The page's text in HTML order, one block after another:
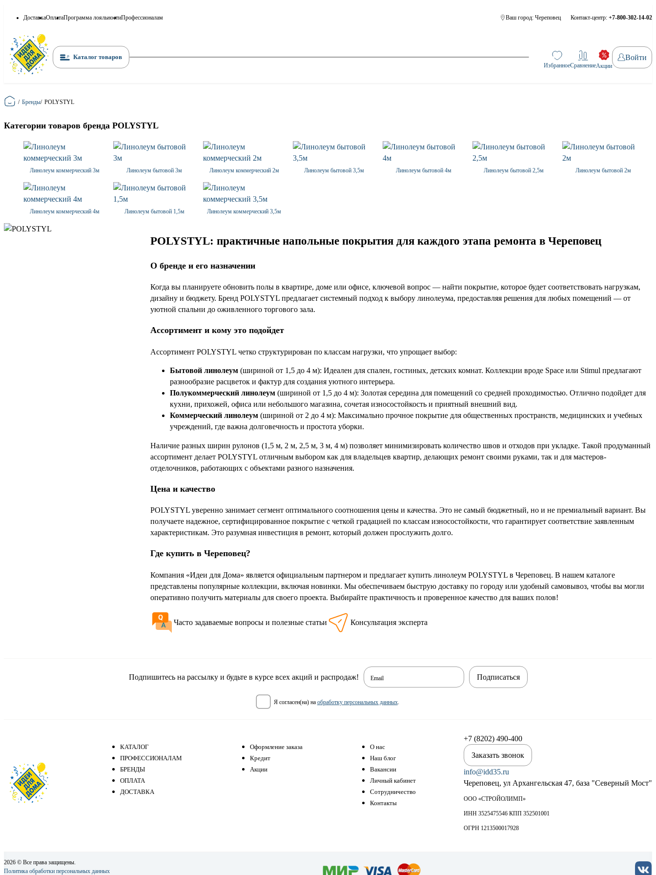
ДоставкаОплатаПрограмма лояльностиПрофессионалам Ваш город: Череповец Контакт-центр: +7-800-302-14-02
Каталог товаров
ИзбранноеСравнениеАкции
Войти
Главная
/ Бренды/ POLYSTYL
Категории товаров бренда POLYSTYL
Линолеум коммерческий 3м Линолеум бытовой 3м Линолеум коммерческий 2м Линолеум бытовой 3,5м Линолеум бытовой 4м Линолеум бытовой 2,5м Линолеум бытовой 2м
Линолеум коммерческий 4м Линолеум бытовой 1,5м Линолеум коммерческий 3,5м
POLYSTYL: практичные напольные покрытия для каждого этапа ремонта в Череповец
О бренде и его назначении
Когда вы планируете обновить полы в квартире, доме или офисе, ключевой вопрос — найти покрытие, которое будет соответствовать нагрузкам,
дизайну и бюджету. Бренд POLYSTYL предлагает системный подход к выбору линолеума, предоставляя решения для любых помещений — от
уютной спальни до оживленного торгового зала.
Ассортимент и кому это подойдет
Ассортимент POLYSTYL четко структурирован по классам нагрузки, что упрощает выбор:
Бытовой линолеум (шириной от 1,5 до 4 м): Идеален для спален, гостиных, детских комнат. Коллекции вроде Space или Stimul предлагают
разнообразие расцветок и фактур для создания уютного интерьера.
Полукоммерческий линолеум (шириной от 1,5 до 4 м): Золотая середина для помещений со средней проходимостью. Отлично подойдет для
кухни, прихожей, офиса или небольшого магазина, сочетая износостойкость и приятный внешний вид.
Коммерческий линолеум (шириной от 2 до 4 м): Максимально прочное покрытие для общественных пространств, медицинских и учебных
учреждений, где важна долговечность и простота уборки.
Наличие разных ширин рулонов (1,5 м, 2 м, 2,5 м, 3 м, 4 м) позволяет минимизировать количество швов и отходов при укладке. Такой продуманный
ассортимент делает POLYSTYL отличным выбором как для владельцев квартир, делающих ремонт своими руками, так и для мастеров-
отделочников, работающих с объектами разного назначения.
Цена и качество
POLYSTYL уверенно занимает сегмент оптимального соотношения цены и качества. Это не самый бюджетный, но и не премиальный вариант. Вы
получаете надежное, сертифицированное покрытие с четкой градацией по классам износостойкости, что гарантирует соответствие заявленным
характеристикам. Это разумная инвестиция в ремонт, который должен прослужить долго.
Где купить в Череповец?
Компания «Идеи для Дома» является официальным партнером и предлагает купить линолеум POLYSTYL в Череповец. В нашем каталоге
представлены популярные коллекции, включая новинки. Мы обеспечиваем быструю доставку по городу или удобный самовывоз, чтобы вы могли
оперативно получить материалы для своего проекта. Выбирайте практичность и проверенное качество для ваших полов!
Часто задаваемые вопросы и полезные статьи Консультация эксперта
Подпишитесь на рассылку и будьте в курсе всех акций и распродаж! Email
я согласен(на) на обработку персональных данных.
Подписаться
КАТАЛОГ
ПРОФЕССИОНАЛАМ
БРЕНДЫ
ОПЛАТА
ДОСТАВКА
Оформление заказа
Кредит
Акции
О нас
Наш блог
Вакансии
Личный кабинет
Сотрудничество
Контакты
+7 (8202) 490-400
Заказать звонок
info@idd35.ru
Череповец, ул Архангельская 47, база "Северный Мост"
ООО «СТРОЙОЛИМП»
ИНН 3525475546 КПП 352501001
ОГРН 1213500017928
2026 © Все права защищены.
Политика обработки персональных данных